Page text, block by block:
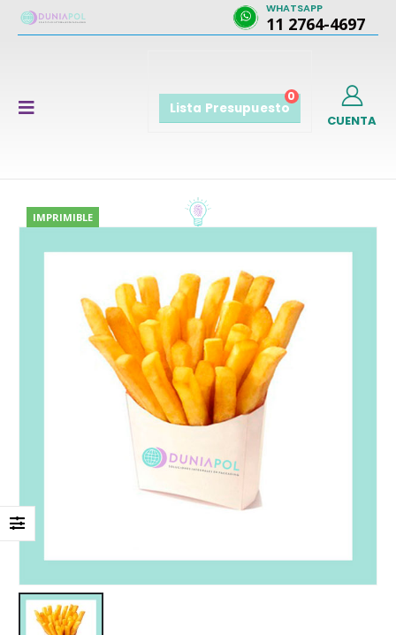
WHATSAPP
11 2764-4697
0
Lista Presupuesto
CUENTA
IMPRIMIBLE